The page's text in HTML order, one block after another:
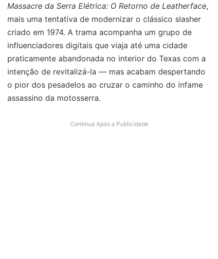
Massacre da Serra Elétrica: O Retorno de Leatherface,
mais uma tentativa de modernizar o clássico slasher
criado em 1974. A trama acompanha um grupo de
influenciadores digitais que viaja até uma cidade
praticamente abandonada no interior do Texas com a
intenção de revitalizá-la — mas acabam despertando
o pior dos pesadelos ao cruzar o caminho do infame
assassino da motosserra.
Continua Após a Publicidade